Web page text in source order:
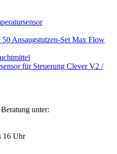
Ansaugstutzen-Set Max Flow
für Steuerung Clever V2 /
unter:
16 Uhr